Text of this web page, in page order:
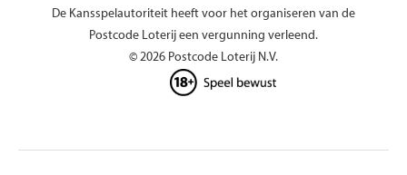
De Kansspelautoriteit heeft voor het organiseren van de
Postcode Loterij een vergunning verleend.
© 2026 Postcode Loterij N.V.